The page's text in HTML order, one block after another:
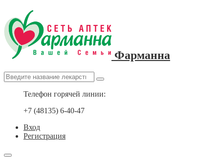
Фарманна
Телефон горячей линии:
+7 (48135) 6-40-47
Вход
Регистрация